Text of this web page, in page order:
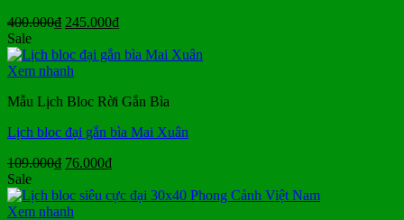
400.000₫ Giá
là:
400.000₫.
245.000₫Giá
tại
Sale
Xem nhanh
Mẫu Lịch Bloc Rời Gắn Bìa
Lịch bloc đại gắn bìa Mai Xuân
109.000₫ Giá
là:
109.000₫.
76.000₫Giá
tại
Sale
Xem nhanh